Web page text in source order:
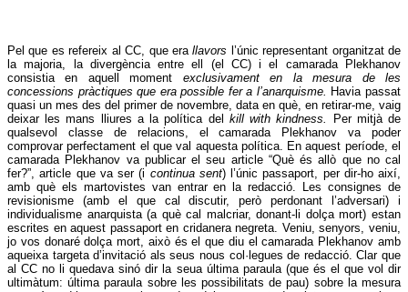
Pel que es refereix al CC, que erallavors l’únic representant organitzat de
la majoria, la divergència entre ell (el CC) i el camarada Plekhanov
consistia en aquell moment exclusivament en la mesura de les
concessions pràctiques que era possible fer a l’anarquisme. Havia passat
quasi un mes des del primer de novembre, data en què, en retirar-me, vaig
deixar les mans lliures a la política del kill with kindness.
Per mitjà de
qualsevol classe de relacions, el camarada Plekhanov va poder
comprovar perfectament el que val aquesta política. En aquest període, el
camarada Plekhanov va publicar el seu article “Què és allò que no cal
fer?”, article que va ser (i continua sent) l’únic passaport, per dir-ho així,
amb què els martovistes van entrar en la redacció. Les consignes de
revisionisme (amb el que cal discutir, però perdonant l’adversari) i
individualisme anarquista (a què cal malcriar, donant-li dolça mort) estan
escrites en aquest passaport en cridanera negreta. Veniu, senyors, veniu,
jo vos donaré dolça mort, això és el que diu el camarada Plekhanov amb
aqueixa targeta d’invitació als seus nous col·legues de redacció. Clar que
al CC no li quedava sinó dir la seua última paraula (que és el que vol dir
ultimàtum: última paraula sobre les possibilitats de pau) sobre la mesura